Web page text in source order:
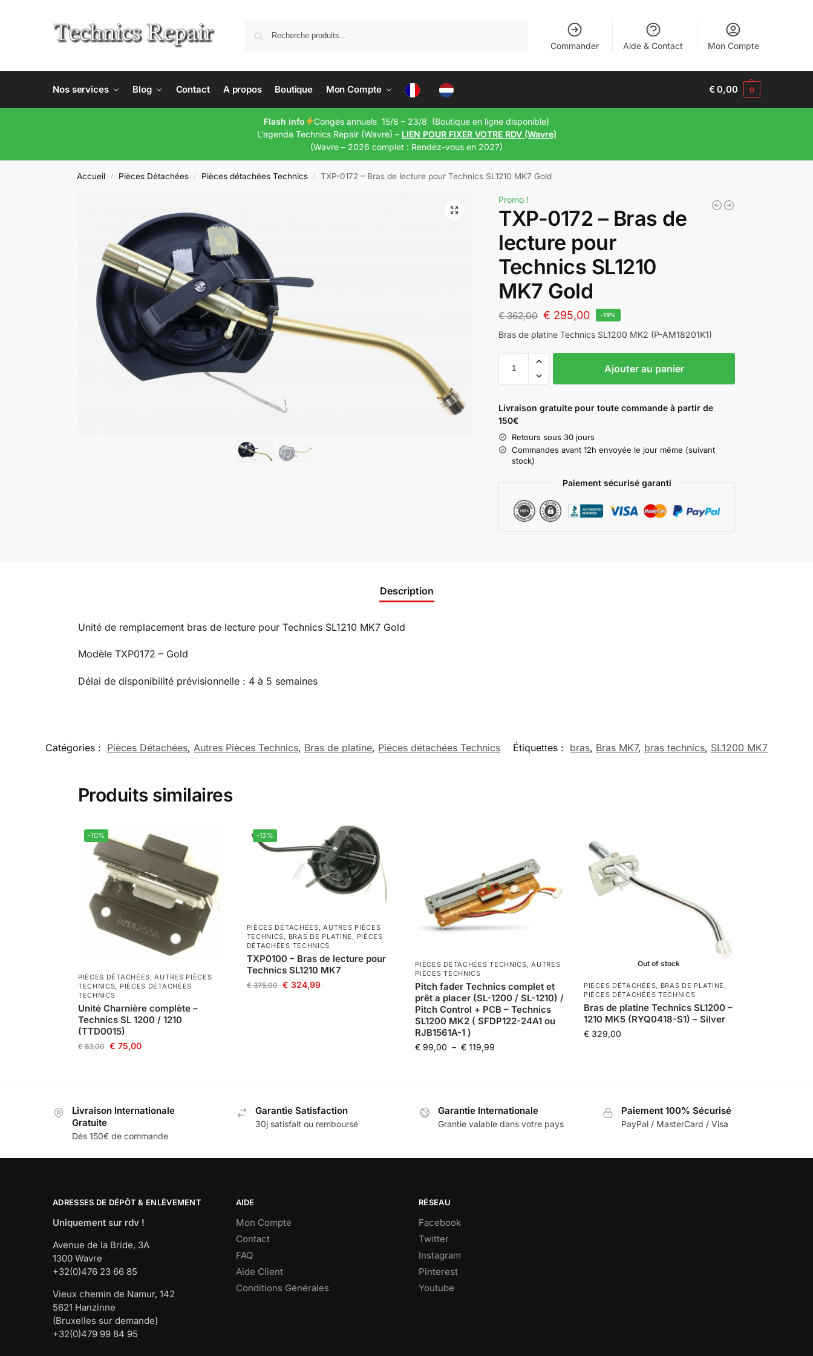
Commander Aide & Contact Mon Compte
Nos services Blog Contact A propos Boutique Mon Compte €0,00 0
Flash info
Congés annuels 15/8 – 23/8 (Boutique en ligne disponible)
L’agenda Technics Repair (Wavre) – LIEN POUR FIXER VOTRE RDV (Wavre)
(Wavre – 2026 complet : Rendez-vous en 2027)
Accueil / Pièces Détachées / Pièces détachées Technics / TXP-0172 – Bras de lecture pour Technics SL1210 MK7 Gold
Promo !
TXP-0172 – Bras de
lecture pour
Technics SL1210
MK7 Gold
€362,00 € 295,00 -19%
Bras de platine Technics SL1200 MK2 (P-AM18201K1)
Ajouter au panier
Livraison gratuite pour toute commande à partir de
150€
Retours sous 30 jours
Commandes avant 12h envoyée le jour même (suivant
stock)
Paiement sécurisé garanti
Description
Unité de remplacement bras de lecture pour Technics SL1210 MK7 Gold
Modèle TXP0172 – Gold
Délai de disponibilité prévisionnelle : 4 à 5 semaines
Catégories : Pièces Détachées, Autres Pièces Technics, Bras de platine, Pièces détachées Technics Étiquettes : bras, Bras MK7, bras technics, SL1200 MK7
Produits similaires
-10%
PIÈCES DÉTACHÉES,AUTRES PIÈCES
TECHNICS, PIÈCES DÉTACHÉES
TECHNICS
Unité Charnière complète –
Technics SL 1200 / 1210
(TTD0015)
€83,00 € 75,00
-13%
PIÈCES DÉTACHÉES,AUTRES PIÈCES
TECHNICS, BRAS DE PLATINE , PIÈCES
DÉTACHÉES TECHNICS
TXP0100 – Bras de lecture pour
Technics SL1210 MK7
€375,00 € 324,99
PIÈCES DÉTACHÉES TECHNICS ,AUTRES
PIÈCES TECHNICS
Pitch fader Technics complet et
prêt a placer (SL-1200 / SL-1210) /
Pitch Control + PCB – Technics
SL1200 MK2 ( SFDP122-24A1 ou
RJB1561A-1 )
€ 99,00 – € 119,99
Out of stock
PIÈCES DÉTACHÉES BRAS DE PLATINE
PIÈCES DÉTACHÉES TECHNICS
Bras de platine Technics SL1200 –
1210 MK5 (RYQ0418-S1) – Silver
€ 329,00
Livraison Internationale
Gratuite
Dès 150€ de commande
Garantie Satisfaction
30j satisfait ou remboursé
Garantie Internationale
Grantie valable dans votre pays
Paiement 100% Sécurisé
PayPal / MasterCard / Visa
ADRESSES DE DÉPÔT & ENLÈVEMENT
Uniquement sur rdv !
Avenue de la Bride, 3A
1300 Wavre
+32(0)476 23 66 85
Vieux chemin de Namur, 142
5621 Hanzinne
(Bruxelles sur demande)
+32(0)479 99 84 95
AIDE
Mon Compte
Contact
FAQ
Aide Client
Conditions Générales
RÉSEAU
Facebook
Twitter
Instagram
Pinterest
Youtube